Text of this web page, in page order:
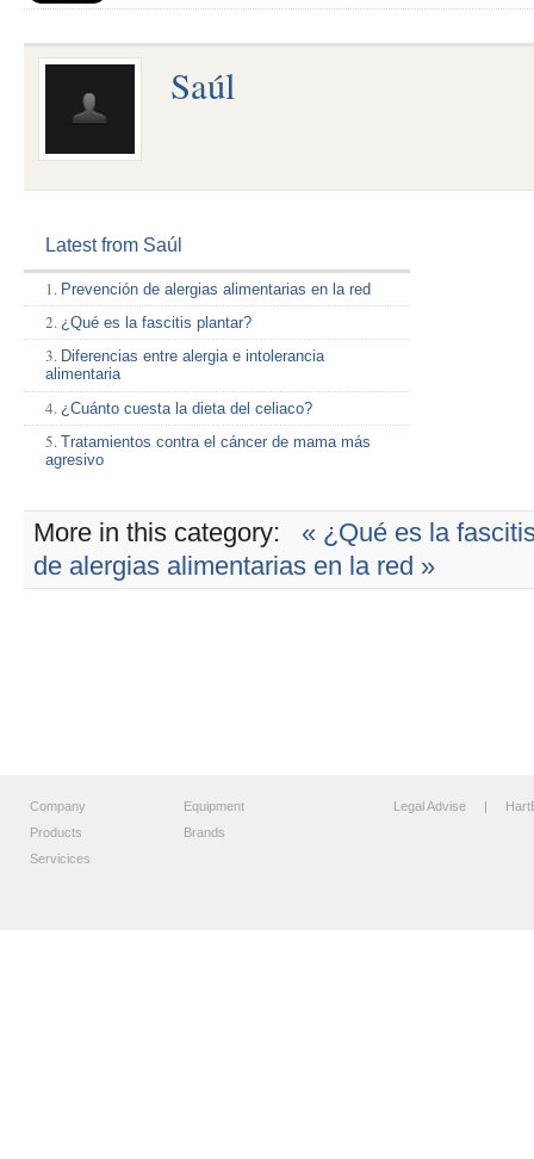
Saúl
Latest from Saúl
Prevención de alergias alimentarias en la red
¿Qué es la fascitis plantar?
Diferencias entre alergia e intolerancia
alimentaria
¿Cuánto cuesta la dieta del celiaco?
Tratamientos contra el cáncer de mama más
agresivo
More in this category:
« ¿Qué es la
de alergias alimentarias en la red »
Company
Products
Servicices
Equipment
Brands
Legal Advise |